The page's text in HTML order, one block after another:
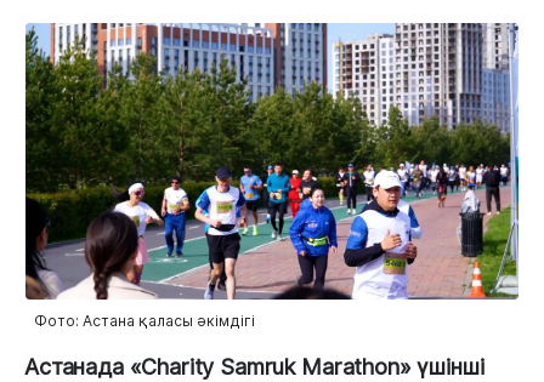
Фото: Астана қаласы әкімдігі
Астанада «Charity Samruk Marathon» үшінші